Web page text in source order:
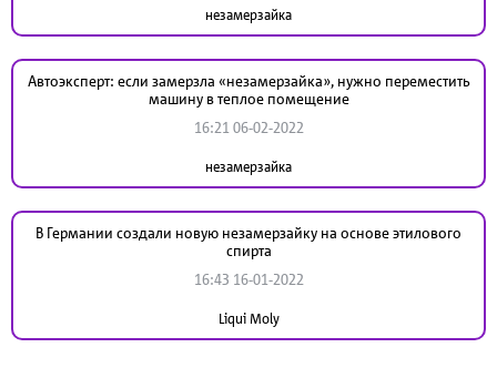
незамерзайка
Автоэксперт: если замерзла «незамерзайка», нужно переместить
машину в теплое помещение
16:21 06-02-2022
незамерзайка
В Германии создали новую незамерзайку на основе этилового
спирта
16:43 16-01-2022
Liqui Moly